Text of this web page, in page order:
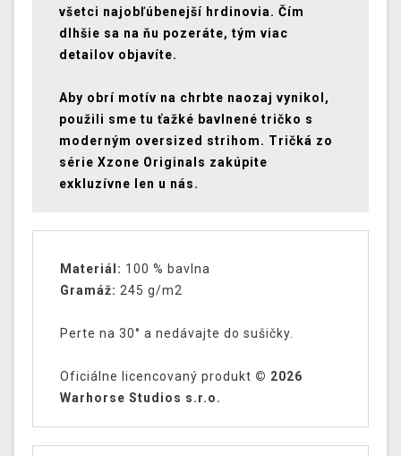
všetci najobľúbenejší hrdinovia. Čím
dlhšie sa na ňu pozeráte, tým viac
detailov objavíte.
Aby obrí motív na chrbte naozaj vynikol,
použili sme tu ťažké bavlnené tričko s
moderným oversized strihom. Tričká zo
série Xzone Originals zakúpite
exkluzívne len u nás.
Materiál: 100 % bavlna
Gramáž: 245 g/m2
Perte na 30° a nedávajte do sušičky.
Oficiálne licencovaný produkt © 2026
Warhorse Studios s.r.o.